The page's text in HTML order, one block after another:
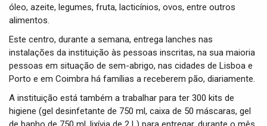
óleo, azeite, legumes, fruta, lacticínios, ovos, entre outros
alimentos.
Este centro, durante a semana, entrega lanches nas
instalações da instituição às pessoas inscritas, na sua maioria
pessoas em situação de sem-abrigo, nas cidades de Lisboa e
Porto e em Coimbra há famílias a receberem pão, diariamente.
A instituição está também a trabalhar para ter 300 kits de
higiene (gel desinfetante de 750 ml, caixa de 50 máscaras, gel